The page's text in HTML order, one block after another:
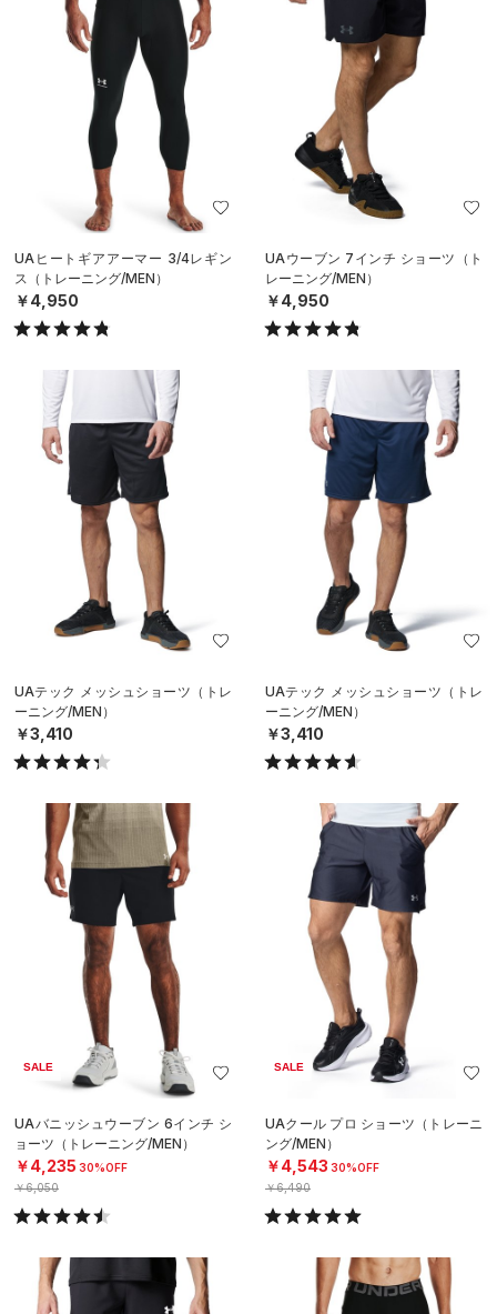
UAヒートギアアーマー 3/4レギン
ス（トレーニング/MEN）
￥4,950
UAウーブン 7インチ ショーツ（ト
レーニング/MEN）
￥4,950
UAテック メッシュショーツ（トレ
ーニング/MEN）
￥3,410
UAテック メッシュショーツ（トレ
ーニング/MEN）
￥3,410
SALE
UAバニッシュウーブン 6インチ シ
ョーツ（トレーニング/MEN）
￥4,235 30%OFF
￥6,050
SALE
UAクール プロ ショーツ（トレーニ
ング/MEN）
￥4,543 30%OFF
￥6,490